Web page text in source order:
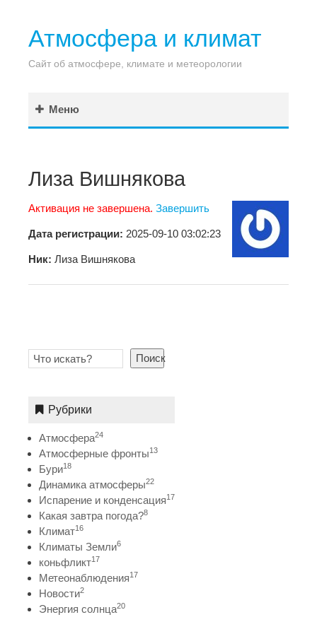
Атмосфера и климат
Сайт об атмосфере, климате и метеорологии
Меню
Лиза Вишнякова
Активация не завершена. Завершить
Дата регистрации: 2025-09-10 03:02:23
Ник: Лиза Вишнякова
Поиск
Рубрики
Атмосфера24
Атмосферные фронты13
Бури18
Динамика атмосферы22
Испарение и конденсация17
Какая завтра погода?8
Климат16
Климаты Земли6
коньфликт17
Метеонаблюдения17
Новости2
Энергия солнца20